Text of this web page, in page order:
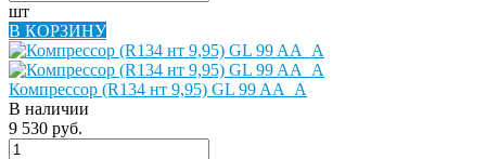
шт
В КОРЗИНУ
Компрессор (R134 нт 9,95) GL 99 AA_A
В наличии
9 530 руб.